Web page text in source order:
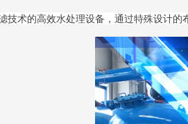
技术的高效水处理设备，通过特殊设计